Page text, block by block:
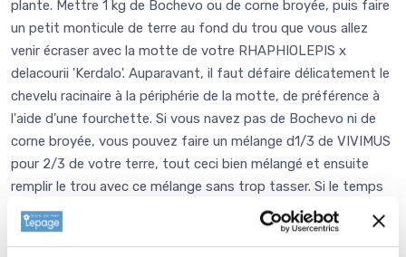
plante. Mettre 1 kg de Bochevo ou de corne broyée, puis faire
un petit monticule de terre au fond du trou que vous allez
venir écraser avec la motte de votre RHAPHIOLEPIS x
delacourii 'Kerdalo'. Auparavant, il faut défaire délicatement le
chevelu racinaire à la périphérie de la motte, de préférence à
l'aide d'une fourchette. Si vous navez pas de Bochevo ni de
corne broyée, vous pouvez faire un mélange d1/3 de VIVIMUS
pour 2/3 de votre terre, tout ceci bien mélangé et ensuite
remplir le trou avec ce mélange sans trop tasser. Si le temps
est sec, apporter un seau d'eau. Paillez avec 4 à 6 cm de
copeau de bois ou de paille (lin ou chanvre) afin de garder